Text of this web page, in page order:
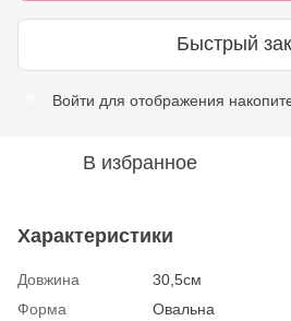
Быстрый
Войти для отображения
В избранное
Характеристики
Довжина
30,5см
Форма
Овальна